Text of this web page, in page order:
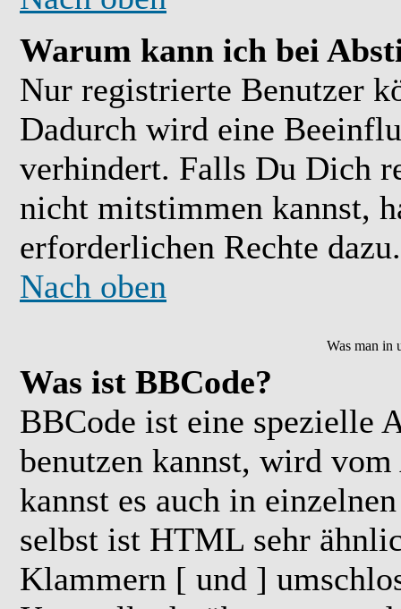
Warum kann ich bei
Nur registrierte Benutzer
Dadurch wird eine
verhindert. Falls Du Dich
nicht mitstimmen kannst,
erforderlichen Rechte dazu.
Nach oben
Was man in
Was ist BBCode?
BBCode ist eine spezielle
benutzen kannst, wird
kannst es auch in
selbst ist HTML sehr
Klammern [ und ]